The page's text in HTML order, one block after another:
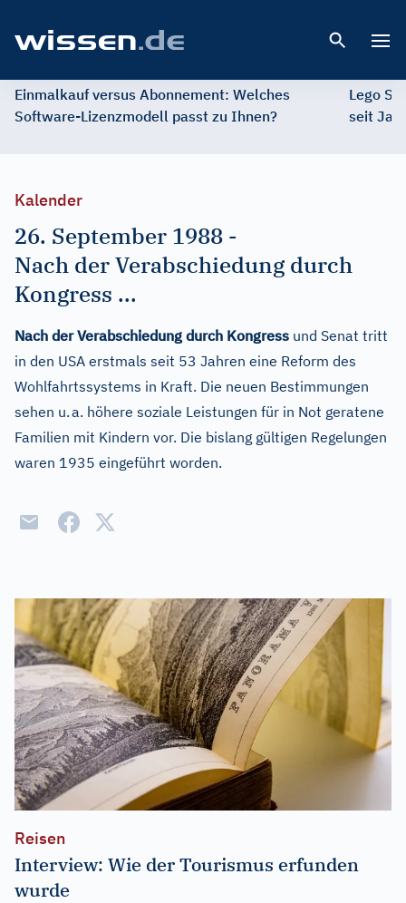
Einmalkauf versus Abonnement: Welches
Software-Lizenzmodell passt zu Ihnen?
Lego
seit
Kalender
26. September 1988 -
Nach der Verabschiedung durch
Kongress ...
Nach der Verabschiedung durch Kongress und Senat tritt
in den USA erstmals seit 53 Jahren eine Reform des
Wohlfahrtssystems in Kraft. Die neuen Bestimmungen
sehen u. a. höhere soziale Leistungen für in Not geratene
Familien mit Kindern vor. Die bislang gültigen Regelungen
waren 1935 eingeführt worden.
Reisen
Interview: Wie der Tourismus erfunden
wurde